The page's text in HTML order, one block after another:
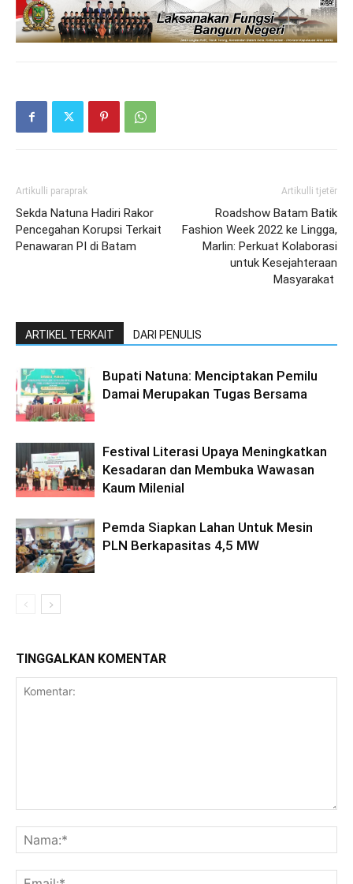
Artikulli paraprak
Sekda Natuna Hadiri Rakor
Pencegahan Korupsi Terkait
Penawaran PI di Batam
Artikulli tjetër
Roadshow Batam Batik
Fashion Week 2022 ke Lingga,
Marlin: Perkuat Kolaborasi
untuk Kesejahteraan
Masyarakat
ARTIKEL TERKAIT DARI PENULIS
Bupati Natuna: Menciptakan Pemilu
Damai Merupakan Tugas Bersama
Festival Literasi Upaya Meningkatkan
Kesadaran dan Membuka Wawasan
Kaum Milenial
Pemda Siapkan Lahan Untuk Mesin
PLN Berkapasitas 4,5 MW
TINGGALKAN KOMENTAR